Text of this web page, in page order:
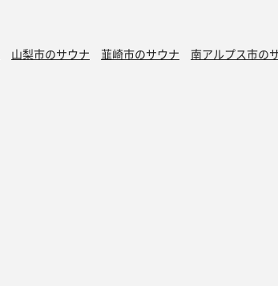
山梨市のサウナ 韮崎市のサウナ 南アルプス市の